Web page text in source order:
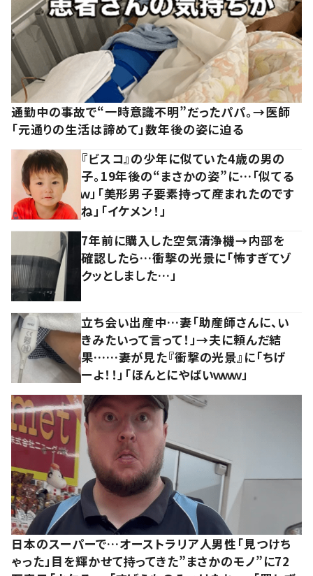
通勤中の事故で“一時意識不明”だったパパ。→医師
「元通りの生活は諦めて」数年後の姿に迫る
『ビスコ』の少年に似ていた4歳の男の
子。19年後の“まさかの姿”に…「似てる
ｗ」「美形男子要素持って産まれたのです
ね」「イケメン！」
7年前に購入した空気清浄機→内部を
確認したら…衝撃の光景に「怖すぎてゾ
クッとしました…」
立ち会い出産中…妻「助産師さんに、い
きみたいって言って！」→夫に頼んだ結
果……妻が見た『衝撃の光景』に「ちげ
ーよ！！」「ほんとにやばいｗｗｗ」
日本のスーパーで…オーストラリア人男性「見つけち
ゃった」目を輝かせて持ってきた”まさかのモノ”に72